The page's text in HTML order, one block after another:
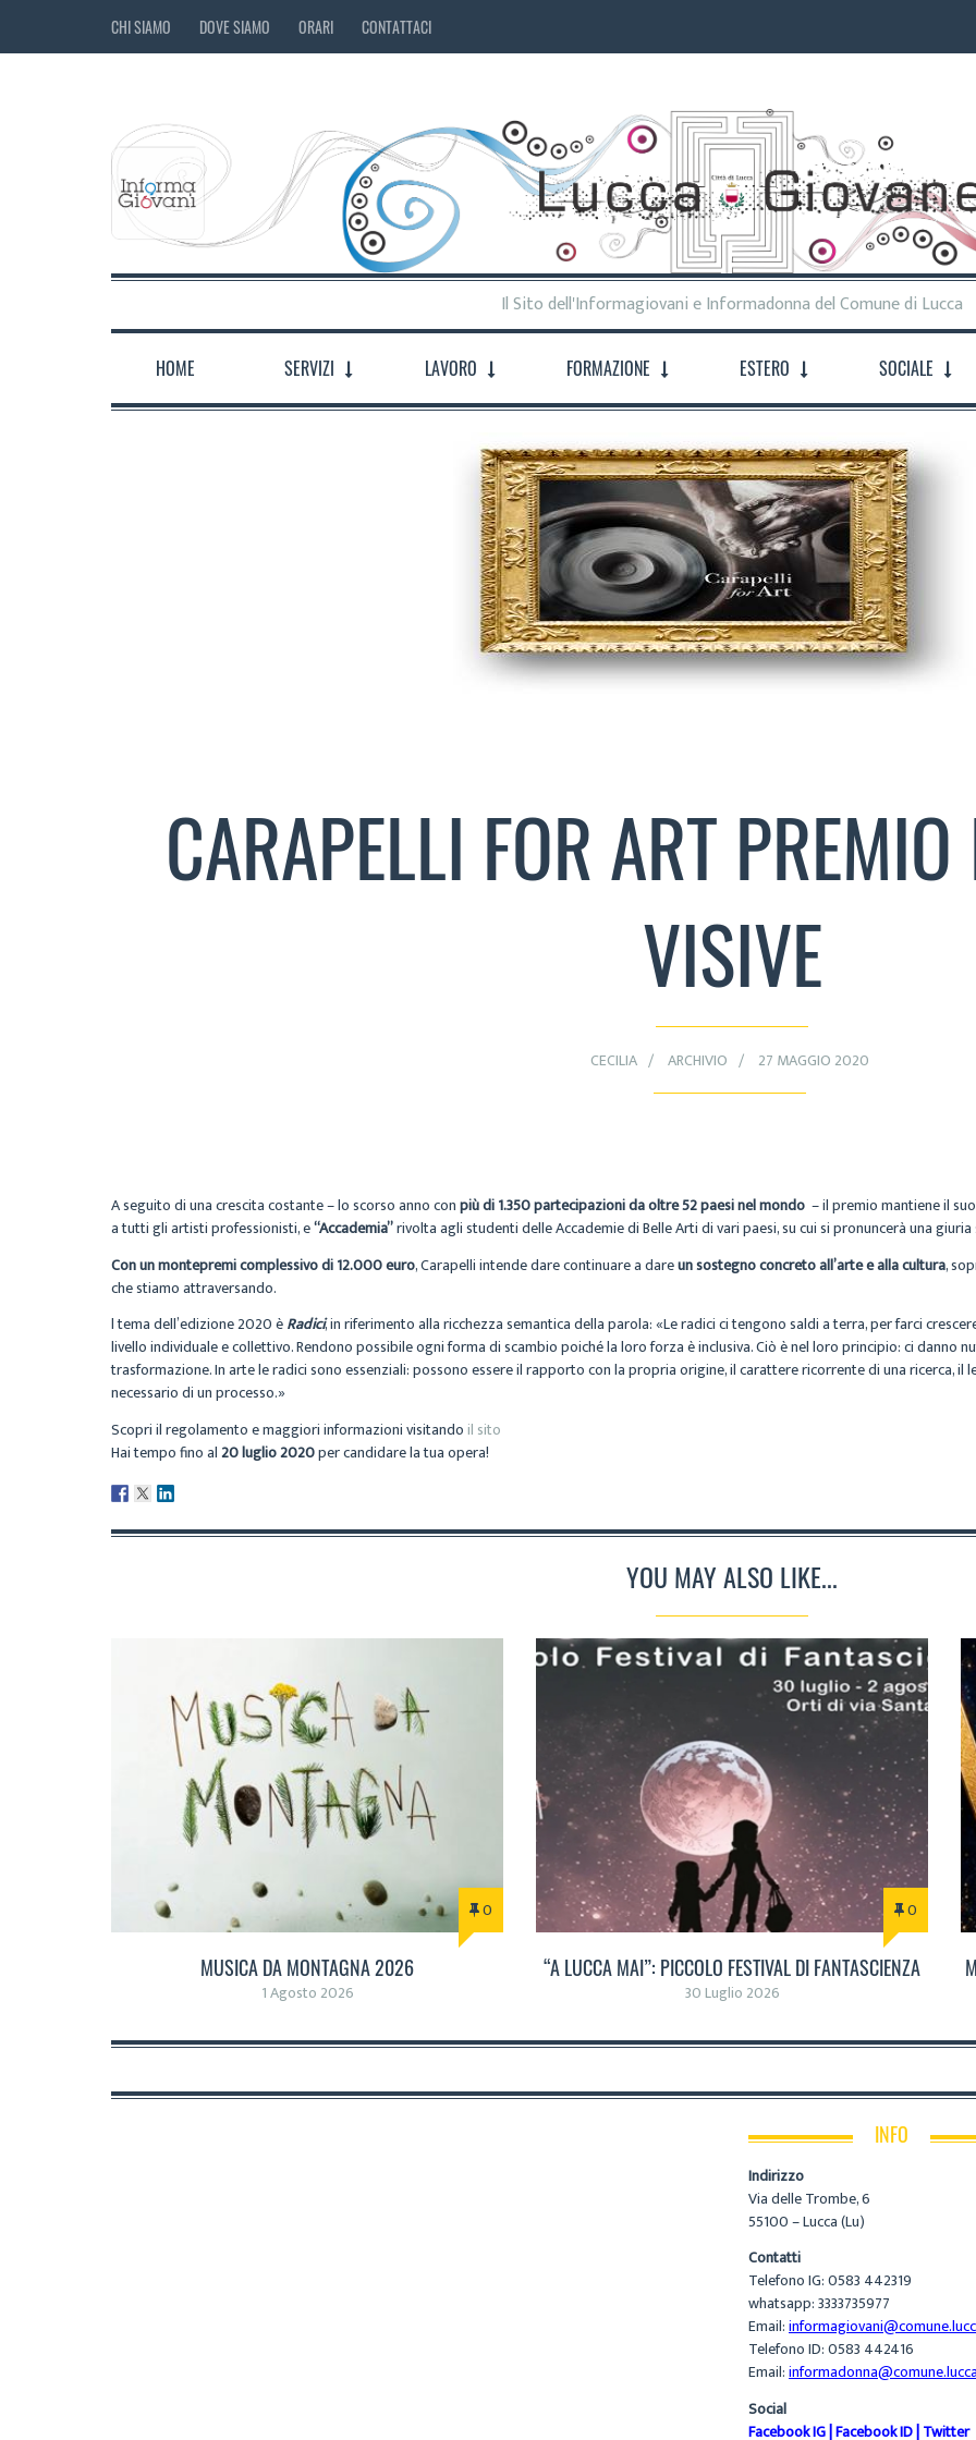
CHI SIAMO DOVE SIAMO ORARI CONTATTACI
Il Sito dell'Informagiovani e Informadonna del Comune di Lucca
HOME SERVIZI LAVORO FORMAZIONE ESTERO SOCIALE
CARAPELLI FOR ART
VISIVE
CECILIA ARCHIVIO 27 MAGGIO 2020
A seguito di una crescita costante – lo scorso anno conpiù di 1.350 partecipazioni da oltre 52 paesi nel mondo – il premio mantiene il
a tutti gli artisti professionisti, e“Accademia”rivolta agli studenti delle Accademie di Belle Arti di vari paesi, su cui si pronuncerà una
Con un montepremi complessivo di 12.000 euro, Carapelli intende dare continuare a dareun sostegno concreto all’arte e alla cultura,
che stiamo attraversando.
l tema dell’edizione 2020 èRadici, in riferimento alla ricchezza semantica della parola: «Le radici ci tengono saldi a terra, per farci
livello individuale e collettivo. Rendono possibile ogni forma di scambio poiché la loro forza è inclusiva. Ciò è nel loro principio: ci danno
trasformazione. In arte le radici sono essenziali: possono essere il rapporto con la propria origine, il carattere ricorrente di una ricerca, il
necessario di un processo.»
Scopri il regolamento e maggiori informazioni visitandoil sito
Hai tempo fino al20 luglio 2020per candidare la tua opera!
YOU MAY ALSO LIKE...
0
MUSICA DA MONTAGNA 2026
1 Agosto 2026
0
“A LUCCA MAI”: PICCOLO FESTIVAL DI FANTASCIENZA
30 Luglio 2026
INFO
Indirizzo
Via delle Trombe, 6
55100 – Lucca (Lu)
Contatti
Telefono IG: 0583 442319
whatsapp: 3333735977
Email:
Telefono ID: 0583 442416
Email:
Social
Facebook IG|Facebook ID|Twitter